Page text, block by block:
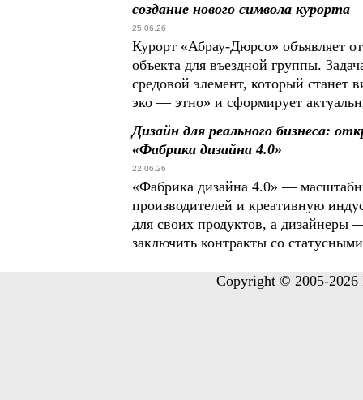
создание нового символа курорта
25.06.26
Курорт «Абрау-Дюрсо» объявляет
объекта для въездной группы.
средовой элемент, который
эко — этно» и сформирует
Дизайн для реального бизнеса:
«Фабрика дизайна 4.0»
22.06.26
«Фабрика дизайна 4.0» —
производителей и креативную
для своих продуктов, а дизайнеры
заключить контракты со
Copyright © 2005-2026